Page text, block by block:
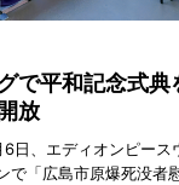
で平和記念式
放
日、エディオンピース
で「広島市原爆死没者